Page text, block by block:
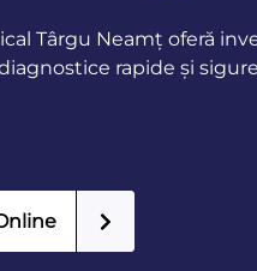
Târgu Neamț oferă
rapide și